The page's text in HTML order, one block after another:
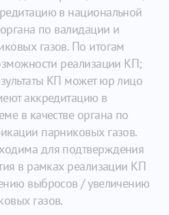
в национальной
по валидации и
газов. По итогам
реализации КП;
КП может юр лицо
аккредитацию в
в качестве органа по
парниковых газов.
для подтверждения
в рамках реализации КП
выбросов / увеличению
газов.